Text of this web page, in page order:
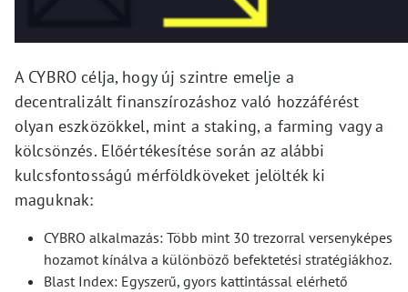
A CYBRO célja, hogy új szintre emelje a
decentralizált finanszírozáshoz való hozzáférést
olyan eszközökkel, mint a staking, a farming vagy a
kölcsönzés. Előértékesítése során az alábbi
kulcsfontosságú mérföldköveket jelölték ki
maguknak:
CYBRO alkalmazás: Több mint 30 trezorral versenyképes
hozamot kínálva a különböző befektetési stratégiákhoz.
Blast Index: Egyszerű, gyors kattintással elérhető